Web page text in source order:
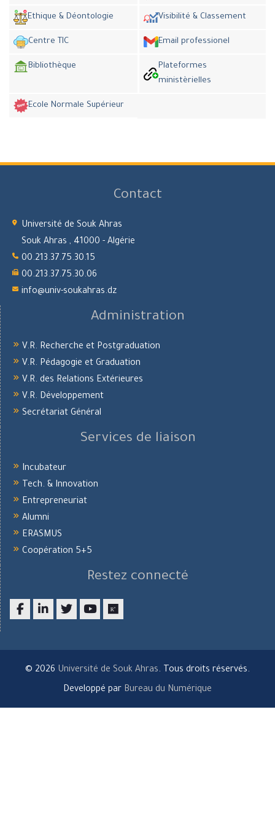
Ethique & Déontologie Visibilité & Classement
Centre TIC Email professionel
Bibliothèque
Plateformes
ministèrielles
Ecole Normale Supérieur
Contact
Université de Souk Ahras
Souk Ahras , 41000 - Algérie
00.213.37.75.30.15
00.213.37.75.30.06
info@univ-soukahras.dz
Administration
V.R. Recherche et Postgraduation
V.R. Pédagogie et Graduation
V.R. des Relations Extérieures
V.R. Développement
Secrétariat Général
Services de liaison
Incubateur
Tech. & Innovation
Entrepreneuriat
Alumni
ERASMUS
Coopération 5+5
Restez connecté
© 2026 Université de Souk Ahras. Tous droits réservés.
Developpé par Bureau du Numérique